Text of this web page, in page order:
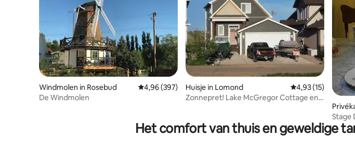
Windmolen in Rosebud Gemiddelde beoordeling van 4,96 op 5, 397 recensies
4,96 (397)
De Windmolen
Huisje in Lomond Gemiddelde
4,93 (15)
Zonnepret! Lake McGregor Cottage en
Stage
Het comfort van thuis en geweldige